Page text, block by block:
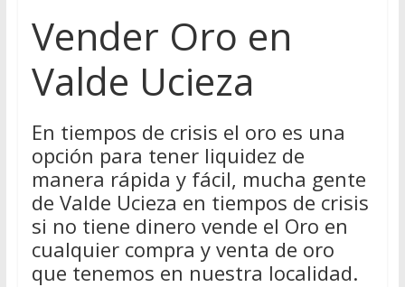
Vender Oro en
Valde Ucieza
En tiempos de crisis el oro es una
opción para tener liquidez de
manera rápida y fácil, mucha gente
de Valde Ucieza en tiempos de crisis
si no tiene dinero vende el Oro en
cualquier compra y venta de oro
que tenemos en nuestra localidad.